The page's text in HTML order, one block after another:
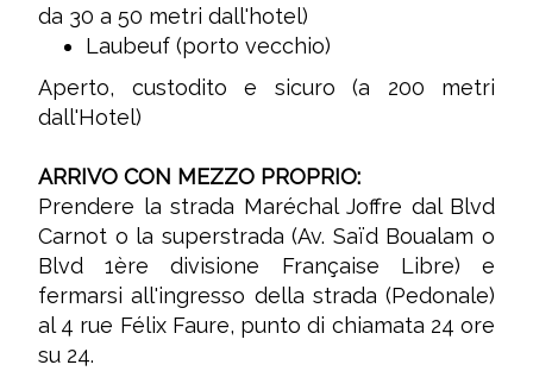
da 30 a 50 metri dall'hotel)
Laubeuf (porto vecchio)
Aperto, custodito e sicuro (a 200 metri
dall'Hotel)
ARRIVO CON MEZZO PROPRIO:
Prendere la strada Maréchal Joffre dal Blvd
Carnot o la superstrada (Av. Saïd Boualam o
Blvd 1ère divisione Française Libre) e
fermarsi all'ingresso della strada (Pedonale)
al 4 rue Félix Faure, punto di chiamata 24 ore
su 24.